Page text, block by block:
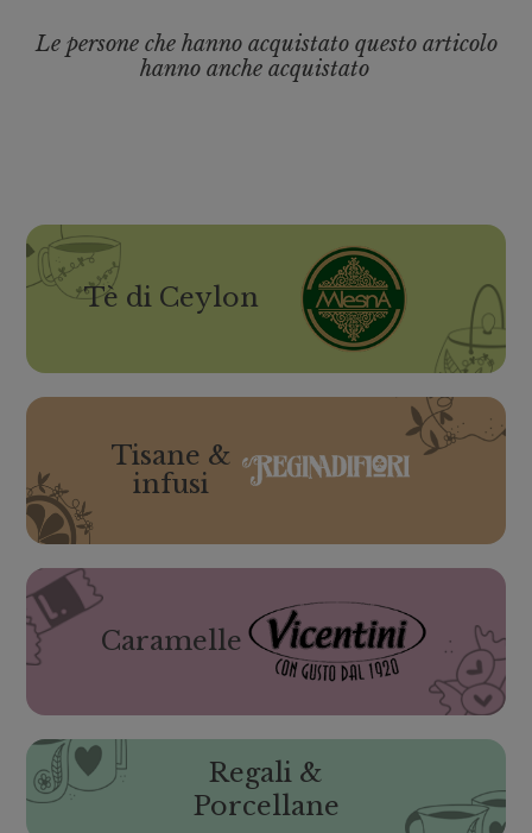
Le persone che hanno acquistato questo articolo
hanno anche acquistato
Tè di Ceylon
Tisane &
infusi
Caramelle
Regali &
Porcellane